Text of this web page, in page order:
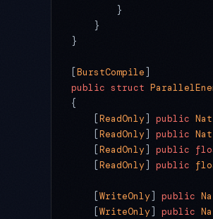
        }
    }
}
[BurstCompile ]
public struct
{
    [
ReadOnly] public
    [
ReadOnly ] public
    [
ReadOnly ] public
    [
ReadOnly] public
    [
WriteOnly] public
    [
WriteOnly] public